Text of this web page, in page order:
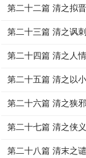
第二十二篇 清之拟
第二十三篇 清之讽
第二十四篇 清之人
第二十五篇 清之以
第二十六篇 清之狭
第二十七篇 清之侠
第二十八篇 清末之